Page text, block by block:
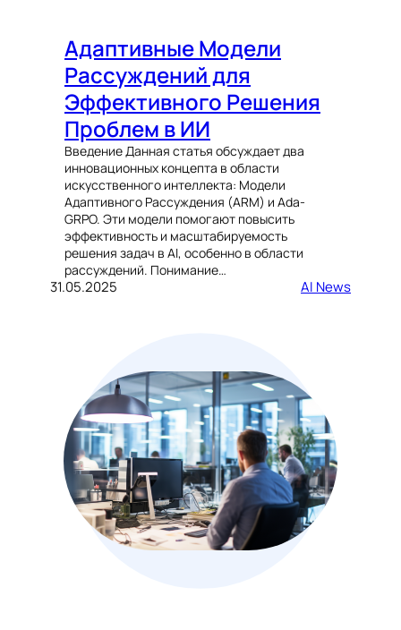
Адаптивные Модели
Рассуждений для
Эффективного Решения
Проблем в ИИ
Введение Данная статья обсуждает два
инновационных концепта в области
искусственного интеллекта: Модели
Адаптивного Рассуждения (ARM) и Ada-
GRPO. Эти модели помогают повысить
эффективность и масштабируемость
решения задач в AI, особенно в области
рассуждений. Понимание…
31.05.2025 AI News